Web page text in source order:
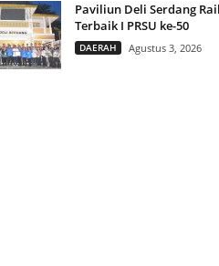
Paviliun Deli Serdang
Terbaik I PRSU ke-50
DAERAH Agustus 3, 2026